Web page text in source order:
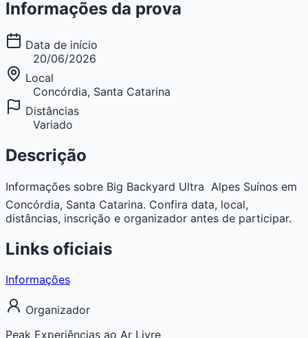
Informações da prova
Data de início
20/06/2026
Local
Concórdia, Santa Catarina
Distâncias
Variado
Descrição
Informações sobre Big Backyard Ultra  Alpes Suínos em
Concórdia, Santa Catarina. Confira data, local,
distâncias, inscrição e organizador antes de participar.
Links oficiais
Informações
Organizador
Peak Experiências ao Ar Livre